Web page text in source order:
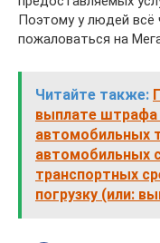
Поэтому у людей всё
пожаловаться на
Читайте также:
выплате штрафа
автомобильных
автомобильных
транспортных
погрузку (или: